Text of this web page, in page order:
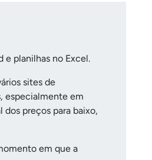
e planilhas no Excel.
sites de
especialmente em
preços para baixo,
em que a